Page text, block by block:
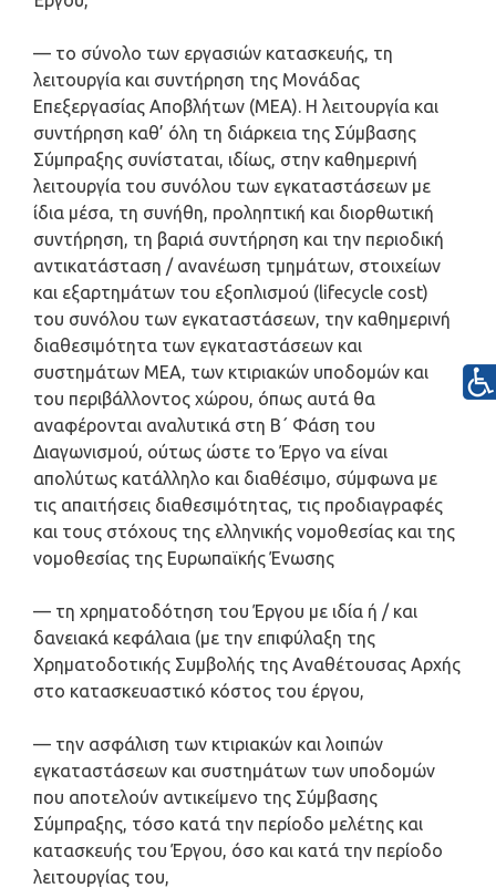
— το σύνολο των εργασιών κατασκευής, τη
λειτουργία και συντήρηση της Μονάδας
Επεξεργασίας Αποβλήτων (ΜΕΑ). Η λειτουργία και
συντήρηση καθ’ όλη τη διάρκεια της Σύμβασης
Σύμπραξης συνίσταται, ιδίως, στην καθημερινή
λειτουργία του συνόλου των εγκαταστάσεων με
ίδια μέσα, τη συνήθη, προληπτική και διορθωτική
συντήρηση, τη βαριά συντήρηση και την περιοδική
αντικατάσταση / ανανέωση τμημάτων, στοιχείων
και εξαρτημάτων του εξοπλισμού (lifecycle cost)
του συνόλου των εγκαταστάσεων, την καθημερινή
διαθεσιμότητα των εγκαταστάσεων και
συστημάτων ΜΕΑ, των κτιριακών υποδομών και
του περιβάλλοντος χώρου, όπως αυτά θα
αναφέρονται αναλυτικά στη Β΄ Φάση του
Διαγωνισμού, ούτως ώστε το Έργο να είναι
απολύτως κατάλληλο και διαθέσιμο, σύμφωνα με
τις απαιτήσεις διαθεσιμότητας, τις προδιαγραφές
και τους στόχους της ελληνικής νομοθεσίας και της
νομοθεσίας της Ευρωπαϊκής Ένωσης
— τη χρηματοδότηση του Έργου με ιδία ή / και
δανειακά κεφάλαια (με την επιφύλαξη της
Χρηματοδοτικής Συμβολής της Αναθέτουσας Αρχής
στο κατασκευαστικό κόστος του έργου,
— την ασφάλιση των κτιριακών και λοιπών
εγκαταστάσεων και συστημάτων των υποδομών
που αποτελούν αντικείμενο της Σύμβασης
Σύμπραξης, τόσο κατά την περίοδο μελέτης και
κατασκευής του Έργου, όσο και κατά την περίοδο
λειτουργίας του,